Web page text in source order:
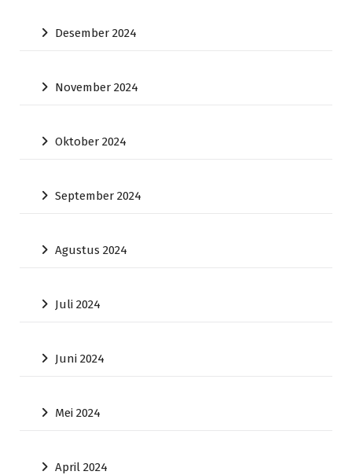
Desember 2024
November 2024
Oktober 2024
September 2024
Agustus 2024
Juli 2024
Juni 2024
Mei 2024
April 2024